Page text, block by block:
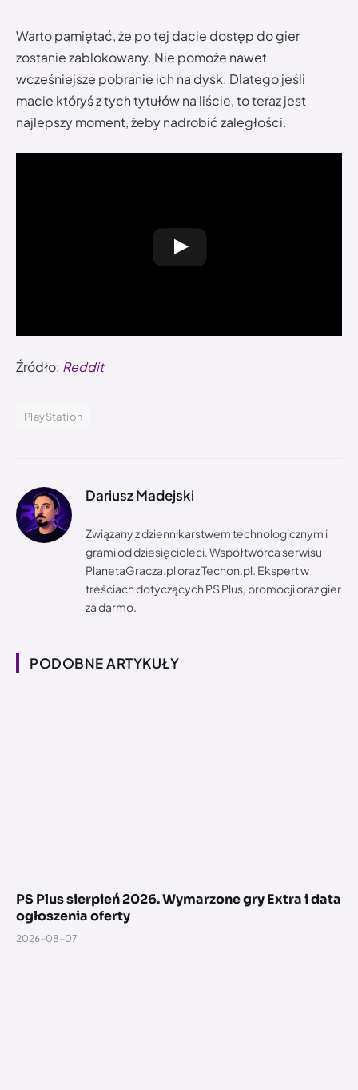
Warto pamiętać, że po tej dacie dostęp do gier
zostanie zablokowany. Nie pomoże nawet
wcześniejsze pobranie ich na dysk. Dlatego jeśli
macie któryś z tych tytułów na liście, to teraz jest
najlepszy moment, żeby nadrobić zaległości.
Źródło: Reddit
PlayStation
Dariusz Madejski
Związany z dziennikarstwem technologicznym i
grami od dziesięcioleci. Współtwórca serwisu
PlanetaGracza.pl oraz Techon.pl. Ekspert w
treściach dotyczących PS Plus, promocji oraz gier
za darmo.
PODOBNE ARTYKUŁY
PS Plus sierpień 2026. Wymarzone gry Extra i data
ogłoszenia oferty
2026-08-07